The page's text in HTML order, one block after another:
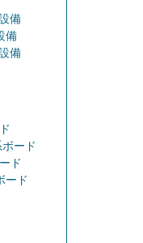
備
備
備
ード
ド
ード